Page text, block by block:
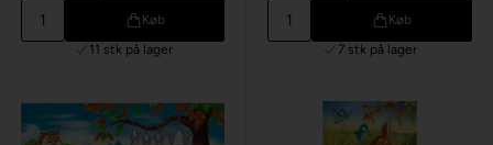
Køb
11 stk på lager
Køb
7 stk på lager